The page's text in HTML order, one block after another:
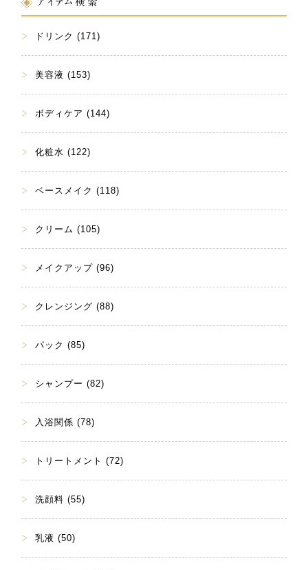
ドリンク (171)
美容液 (153)
ボディケア (144)
化粧水 (122)
ベースメイク (118)
クリーム (105)
メイクアップ (96)
クレンジング (88)
パック (85)
シャンプー (82)
入浴関係 (78)
トリートメント (72)
洗顔料 (55)
乳液 (50)